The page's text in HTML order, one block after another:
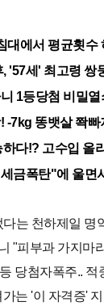
대에서 평균횟수
'57세' 최고령 쌍
1등당첨 비밀열
-7kg 똥뱃살 쫙빠
하다!? 고수입
금폭탄"에 울면
는 천하제일 명
"피부과 가지마
당첨자폭주.. 적
는 '이 자격증'